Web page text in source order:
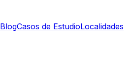
BlogCasos de EstudioLocalidades